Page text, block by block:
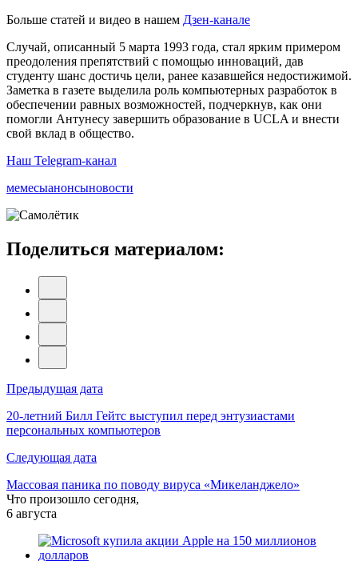
Больше статей и видео в нашем Дзен-канале
Случай, описанный 5 марта 1993 года, стал ярким примером
преодоления препятствий с помощью инноваций, дав
студенту шанс достичь цели, ранее казавшейся недостижимой.
Заметка в газете выделила роль компьютерных разработок в
обеспечении равных возможностей, подчеркнув, как они
помогли Антунесу завершить образование в UCLA и внести
свой вклад в общество.
Наш Telegram-канал
мемесыанонсыновости
Поделиться материалом:
Навигация
по
записям
Предыдущая дата
20-летний Билл Гейтс выступил перед энтузиастами
персональных компьютеров
Следующая дата
Массовая паника по поводу вируса «Микеланджело»
Что произошло сегодня,
6 августа